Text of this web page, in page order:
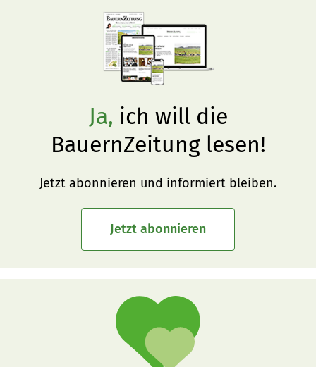
Ja, ich will die
BauernZeitung lesen!
Jetzt abonnieren und informiert bleiben.
Jetzt abonnieren